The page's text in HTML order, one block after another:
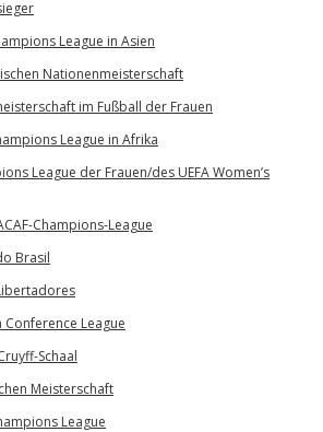
League in Asien
Nationenmeisterschaft
im Fußball der Frauen
League in Afrika
League der Frauen/des UEFA Women’s
Champions-League
Brasil
League
Schaal
Meisterschaft
League